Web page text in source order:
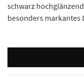
schwarz
besonders markantes